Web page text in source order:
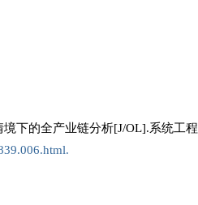
下的全产业链分析[J/OL].系统工程